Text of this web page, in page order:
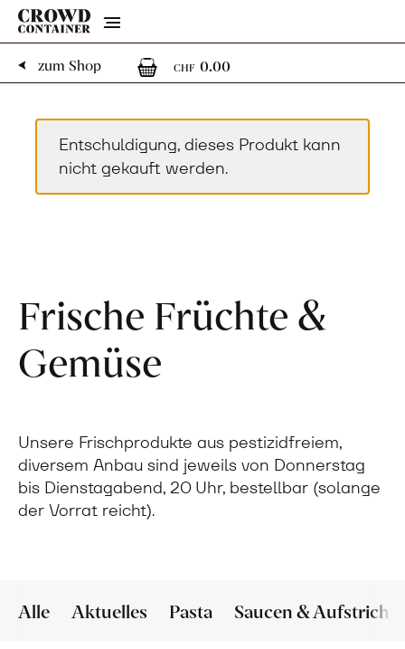
Menu
zum Shop
CHF 0.00
Entschuldigung, dieses Produkt kann
nicht gekauft werden.
Frische Früchte &
Gemüse
Unsere Frischprodukte aus pestizidfreiem,
diversem Anbau sind jeweils von Donnerstag
bis Dienstagabend, 20 Uhr, bestellbar (solange
der Vorrat reicht).
Alle Aktuelles Pasta Saucen & Aufstriche